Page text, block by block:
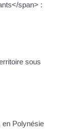
span> :
sous
en Polynésie